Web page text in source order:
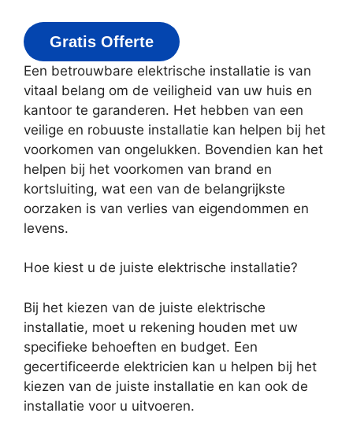
Gratis Offerte
Een betrouwbare elektrische installatie is van
vitaal belang om de veiligheid van uw huis en
kantoor te garanderen. Het hebben van een
veilige en robuuste installatie kan helpen bij het
voorkomen van ongelukken. Bovendien kan het
helpen bij het voorkomen van brand en
kortsluiting, wat een van de belangrijkste
oorzaken is van verlies van eigendommen en
levens.
Hoe kiest u de juiste elektrische installatie?
Bij het kiezen van de juiste elektrische
installatie, moet u rekening houden met uw
specifieke behoeften en budget. Een
gecertificeerde elektricien kan u helpen bij het
kiezen van de juiste installatie en kan ook de
installatie voor u uitvoeren.